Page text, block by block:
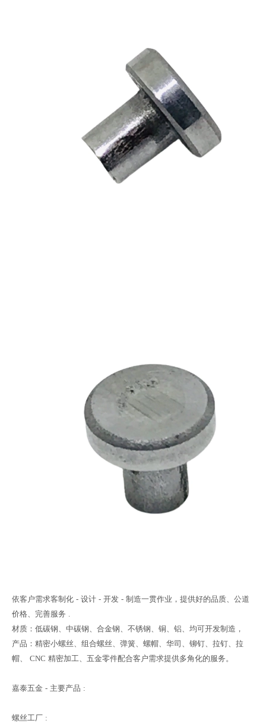
依客户需求客制化 - 设计 - 开发 - 制造一贯作业，提供好的品质、公道
价格、完善服务
材质：低碳钢、中碳钢、合金钢、不锈钢、铜、铝、均可开发制造，
产品：精密小螺丝、组合螺丝、弹簧、螺帽、华司、铆钉、拉钉、拉
帽、
CNC 精密加工、五金零件配合客户需求提供多角化的服务。
嘉泰五金 - 主要产品 :
螺丝工厂 :